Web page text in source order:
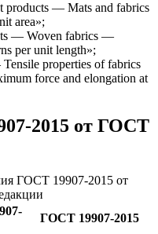
products — Mats and fabrics
area»;
— Woven fabrics —
per unit length»;
properties of fabrics
force and elongation at
2015 от ГОСТ
ГОСТ 19907-2015 от
ГОСТ 19907-2015